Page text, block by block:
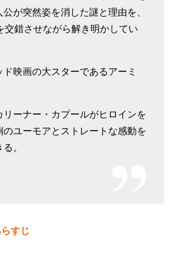
が突然姿を消した謎と理由を、
交錯させながら解き明かしてい
映画の大スターであるアーミ
リーナー・カプールがヒロインを
のユーモアとストレートな感動を
。
すじ